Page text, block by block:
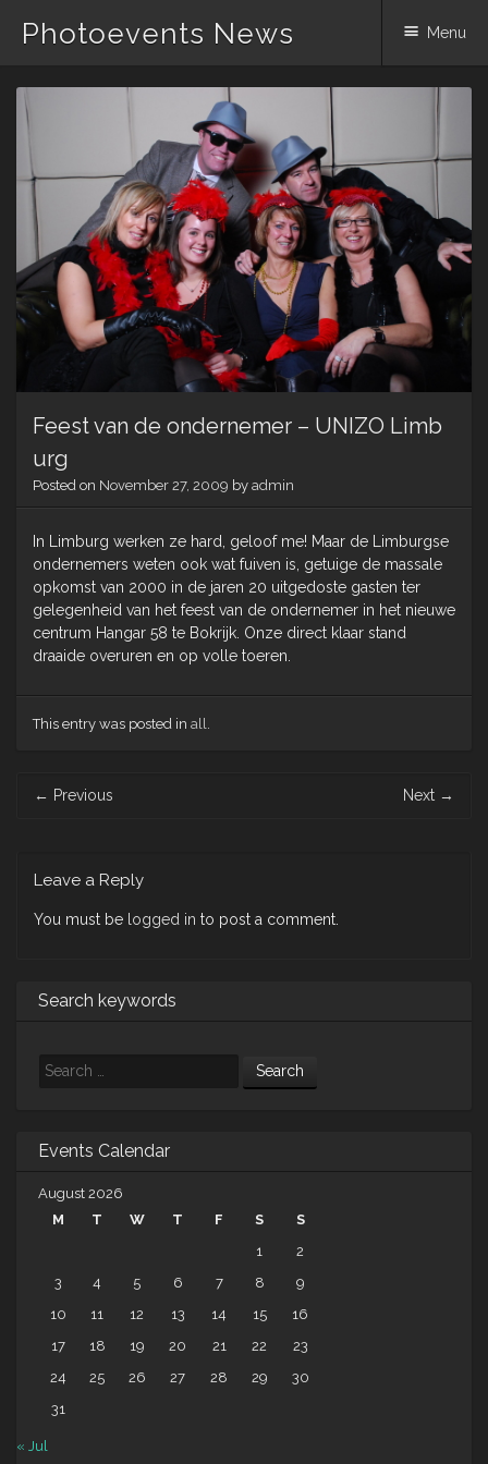
Photoevents News Menu
Skip
to
Feest van de ondernemer – UNIZO Limb
urg
Posted on November 27, 2009 by admin
In Limburg werken ze hard, geloof me! Maar de Limburgse
ondernemers weten ook wat fuiven is, getuige de massale
opkomst van 2000 in de jaren 20 uitgedoste gasten ter
gelegenheid van het feest van de ondernemer in het nieuwe
centrum Hangar 58 te Bokrijk. Onze direct klaar stand
draaide overuren en op volle toeren.
This entry was posted in all
navigation
← Previous Next →
Leave a Reply
You must be logged in to post a comment.
Search keywords
Search
Events Calendar
August 2026
M
T W T F S
S
1
2
3
4 5 6 7 8
9
10
11 12 13 14 15
16
17
18 19 20 21 22
23
24
25 26 27 28 29
30
31
« Jul